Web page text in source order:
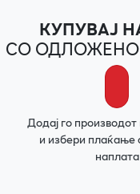
КУПУВАЈ
СО
Додај го
и избери плаќање
наплата